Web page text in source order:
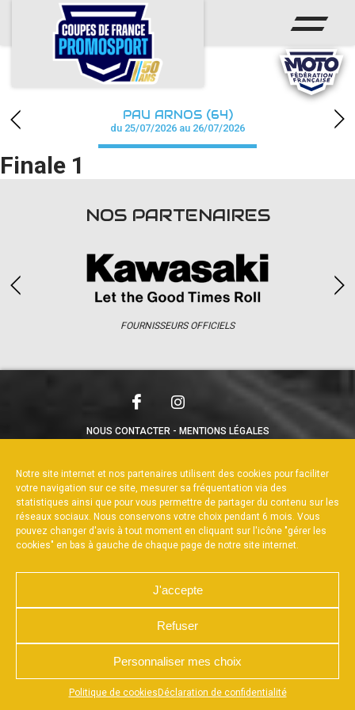
Notre site internet et nos partenaires utilisent des cookies pour faciliter
votre navigation sur ce site, mesurer sa fréquentation via des
statistiques ainsi que pour vous permettre de partager du contenu sur les
réseaux sociaux. Nous conservons votre choix pendant 6 mois. Vous
pouvez changer d'avis à tout moment en cliquant sur l'icône "gérer les
cookies" en bas à gauche de chaque page de notre site internet.
J'accepte
Refuser
Personnaliser mes choix
Politique de cookies Déclaration de confidentialité
Appuyez sur le bouton partager en bas de votre
ACCUEIL
ACTUS
CALENDRIER
CHAMPIONNAT
RÉSULTATS
accéder à la billetterie
PAU ARNOS (64)
du 25/07/2026 au 26/07/2026
Finale 1
NOS PARTENAIRES
FOURNISSEURS OFFICIELS
NOUS CONTACTER
MENTIONS LÉGALES
RÉALISÉ PAR L’AGENCE WEB A3WEB